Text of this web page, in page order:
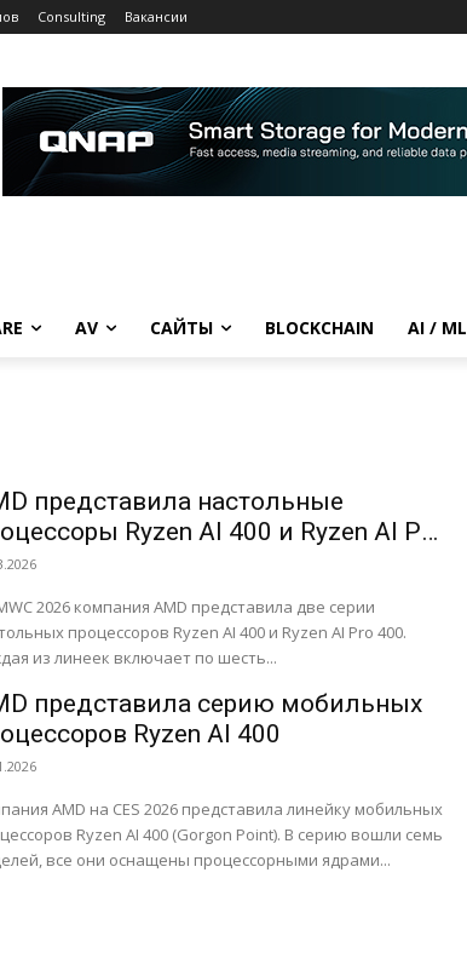
Consulting Вакансии
AV САЙТЫ BLOCKCHAIN AI / ML
представила настольные
Ryzen AI 400 и Ryzen AI Pro
2026 компания AMD представила две серии
процессоров Ryzen AI 400 и Ryzen AI Pro 400.
из линеек включает по шесть...
представила серию мобильных
Ryzen AI 400
AMD на CES 2026 представила линейку мобильных
Ryzen AI 400 (Gorgon Point). В серию вошли семь
все они оснащены процессорными ядрами...